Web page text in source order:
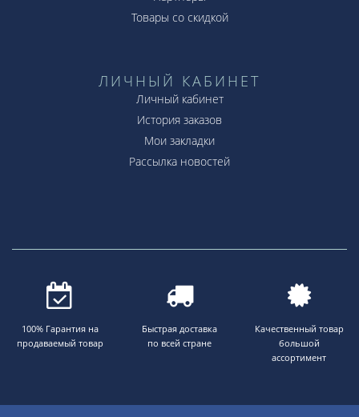
стабильный спрос – лучшее свидетельство
Товары со скидкой
ЛИЧНЫЙ КАБИНЕТ
Личный кабинет
История заказов
Мои закладки
Рассылка новостей
100% Гарантия на
продаваемый товар
Быстрая доставка
по всей стране
Качественный товар
большой
ассортимент